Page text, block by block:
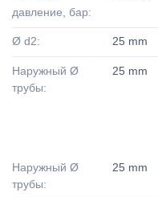
давление, бар:
Ø d2: 25 mm
Наружный Ø
трубы:
25 mm
Наружный Ø
трубы:
25 mm